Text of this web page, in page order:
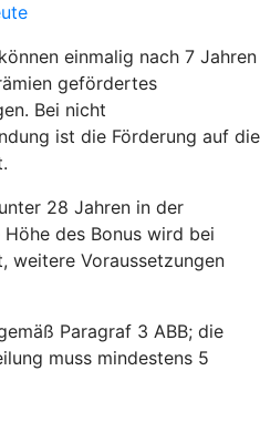
einmalig nach 7 Jahren
gefördertes
Bei nicht
ist die Förderung auf die
28 Jahren in der
des Bonus wird bei
weitere Voraussetzungen
Paragraf 3 ABB; die
muss mindestens 5